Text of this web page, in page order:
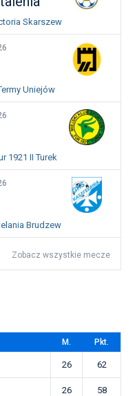
Skarszew
Uniejów
1921 II Turek
Brudzew
Zobacz wszystkie mecze
M. Pkt.
26 62
26 58